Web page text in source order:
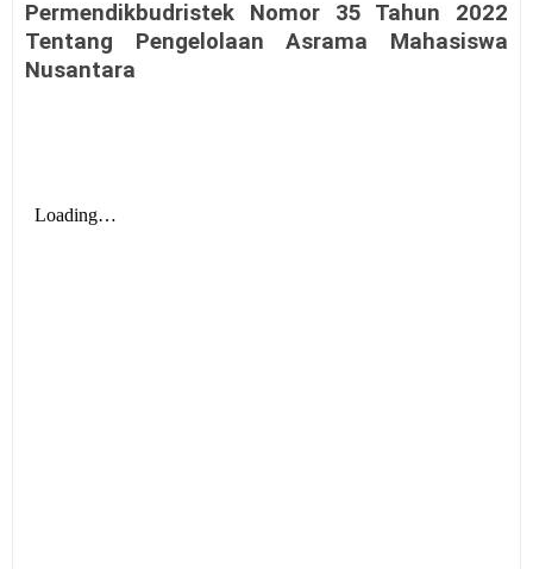
Permendikbudristek Nomor 35 Tahun 2022
Tentang Pengelolaan Asrama Mahasiswa
Nusantara